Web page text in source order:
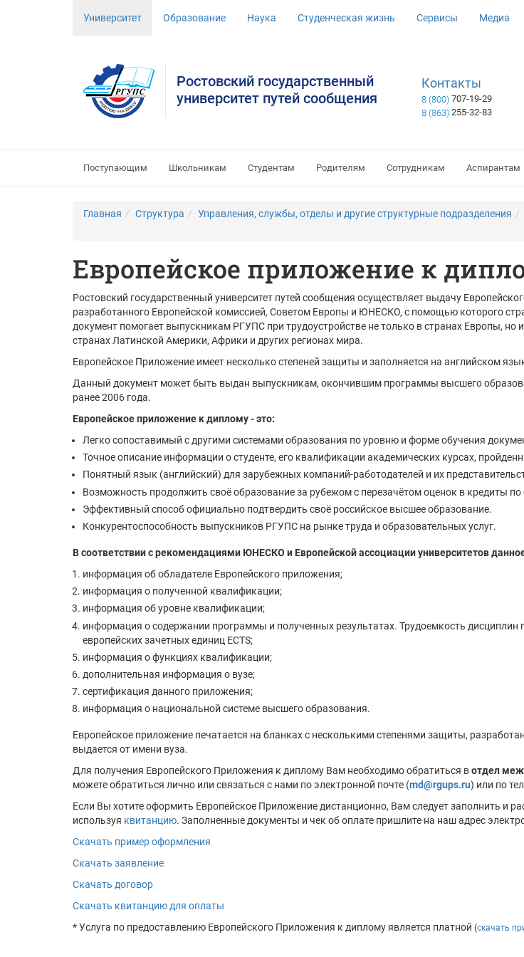
Университет Образование Наука Студенческая жизнь Сервисы Медиа
Ростовский государственный
университет путей сообщения
Контакты
8 (800) 707-19-29
8 (863) 255-32-83
Поступающим Школьникам Студентам Родителям Сотрудникам Аспирантам
Главная Структура Управления, службы, отделы и другие структурные подразделения
Европейское приложение к
Ростовский государственный университет путей сообщения осуществляет выдачу
разработанного Европейской комиссией, Советом Европы и ЮНЕСКО, с помощью которого
документ помогает выпускникам РГУПС при трудоустройстве не только в странах Европы,
странах Латинской Америки, Африки и других регионах мира.
Европейское Приложение имеет несколько степеней защиты и заполняется на английском
Данный документ может быть выдан выпускникам, окончившим программы высшего
ранее 2006 года.
Европейское приложение к диплому - это:
Легко сопоставимый с другими системами образования по уровню и форме обучения
Точное описание информации о студенте, его квалификации академических курсах,
Понятный язык (английский) для зарубежных компаний-работодателей и их
Возможность продолжить своё образование за рубежом с перезачётом оценок в кредиты по
Эффективный способ официально подтвердить своё российское высшее образование.
Конкурентоспособность выпускников РГУПС на рынке труда и образовательных услуг.
В соответствии с рекомендациями ЮНЕСКО и Европейской ассоциации университетов
информация об обладателе Европейского приложения;
информация о полученной квалификации;
информация об уровне квалификации;
информация о содержании программы и полученных результатах. Трудоемкость дисциплин
европейских зачетных единиц ECTS;
информация о функциях квалификации;
дополнительная информация о вузе;
сертификация данного приложения;
информация о национальной системе высшего образования.
Европейское приложение печатается на бланках с несколькими степенями защиты,
выдается от имени вуза.
Для получения Европейского Приложения к диплому Вам необходимо обратиться вотдел
можете обратиться лично или связаться с нами по электронной почте (md@rgups.ru) или по
Если Вы хотите оформить Европейское Приложение дистанционно, Вам следует заполнить и
используя квитанцию. Заполненные документы и чек об оплате пришлите на наш адрес
Скачать пример оформления
Скачать заявление
Скачать договор
Скачать квитанцию для оплаты
* Услуга по предоставлению Европейского Приложения к диплому является платной (скачать